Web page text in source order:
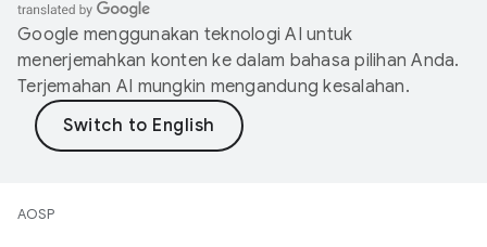
Google menggunakan teknologi AI untuk
menerjemahkan konten ke dalam bahasa pilihan Anda.
Terjemahan AI mungkin mengandung kesalahan.
AOSP